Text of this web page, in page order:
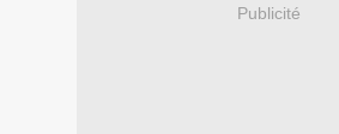
Publicité